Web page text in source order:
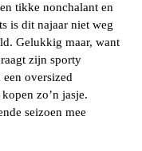
tikke nonchalant en
is dit najaar niet weg
Gelukkig maar, want
zijn sporty
oversized
zo’n jasje.
seizoen mee